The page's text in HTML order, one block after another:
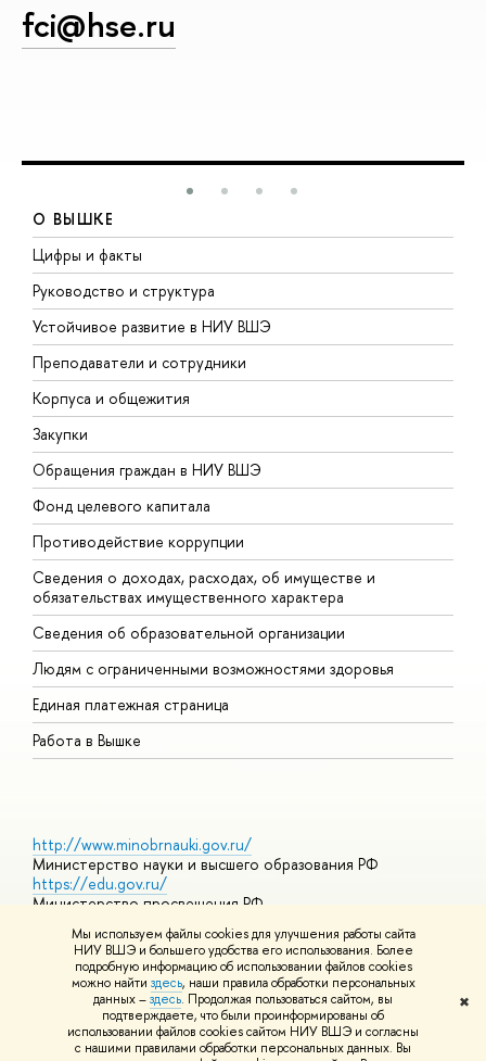
Мы используем файлы cookies для улучшения работы сайта
НИУ ВШЭ и большего удобства его использования. Более
подробную информацию об использовании файлов cookies
можно найти здесь, наши правила обработки персональных
данных –здесь. Продолжая пользоваться сайтом, вы
подтверждаете, что были проинформированы об
использовании файлов cookies сайтом НИУ ВШЭ и согласны
с нашими правилами обработки персональных данных. Вы
✖
fci@hse.ru
О ВЫШКЕ
Цифры и факты
Руководство и структура
Устойчивое развитие в НИУ ВШЭ
Преподаватели и сотрудники
Корпуса и общежития
Закупки
Обращения граждан в НИУ ВШЭ
Фонд целевого капитала
Противодействие коррупции
Сведения о доходах, расходах, об имуществе и
обязательствах имущественного характера
Сведения об образовательной организации
Людям с ограниченными возможностями здоровья
Единая платежная страница
Работа в Вышке
http://www.minobrnauki.gov.ru/
Министерство науки и высшего образования РФ
https://edu.gov.ru/
Министерство просвещения РФ
Массовые открытые онлайн-курсы
© НИУ ВШЭ 1993–2026 Адреса и контактыУсловия
использования материалов Политика конфиденциальности